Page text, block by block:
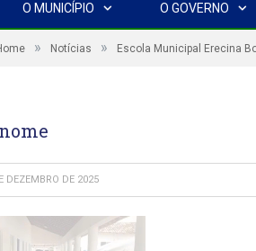
O MUNICÍPIO O GOVERNO
» Notícias » Escola Municipal Erecina
DEZEMBRO DE 2025